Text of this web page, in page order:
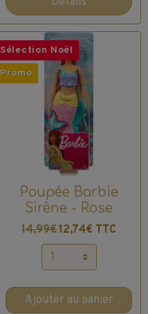
Sélection Noël
Promo
Poupée Barbie
Sirène - Rose
14,99€12,74€ TTC
Ajouter au panier